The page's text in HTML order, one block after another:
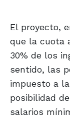
El proyecto,
que la cuota
30% de los
sentido, las
impuesto a
posibilidad
salarios